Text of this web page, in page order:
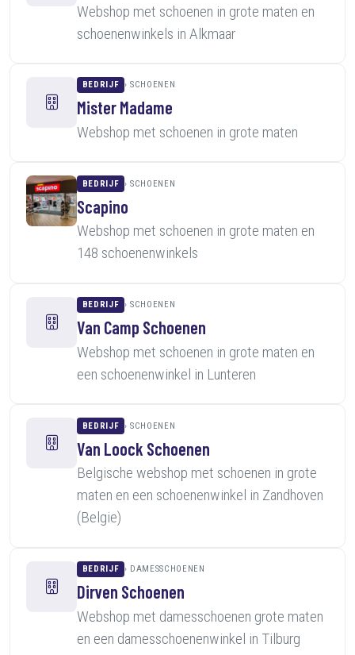
Webshop met schoenen in grote maten en
schoenenwinkels in Alkmaar
BEDRIJF SCHOENEN
Mister Madame
Webshop met schoenen in grote maten
BEDRIJF SCHOENEN
Scapino
Webshop met schoenen in grote maten en
148 schoenenwinkels
BEDRIJF SCHOENEN
Van Camp Schoenen
Webshop met schoenen in grote maten en
een schoenenwinkel in Lunteren
BEDRIJF SCHOENEN
Van Loock Schoenen
Belgische webshop met schoenen in grote
maten en een schoenenwinkel in Zandhoven
(Belgie)
BEDRIJF DAMESSCHOENEN
Dirven Schoenen
Webshop met damesschoenen grote maten
en een damesschoenenwinkel in Tilburg